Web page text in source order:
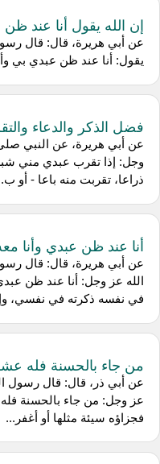
إن الله يقول أنا عند
عن أبي هريرة، قال: قال
يقول: أنا عند ظن عبدي بي
فضل الذكر والدعاء
عن أبي هريرة، عن النبي
وجل: إذا تقرب عبدي مني
ذراعا، تقربت منه باعا - أو
أنا عند ظن عبدي وأنا
عن أبي هريرة، قال: قال
الله عز وجل: أنا عند ظن
في نفسه ذكرته في نفسي،
من جاء بالحسنة فله
عن أبي ذر، قال: قال رسول
عز وجل: من جاء بالحسنة فله
فجزاؤه سيئة مثلها أو أغفر...